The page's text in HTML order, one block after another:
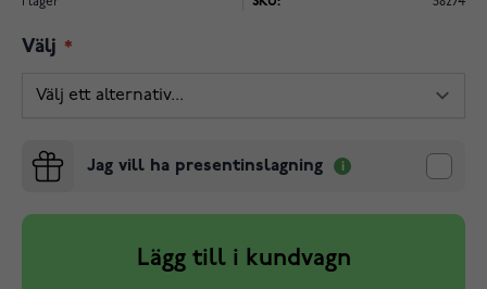
Välj
Jag vill ha presentinslagning
Lägg till i kundvagn